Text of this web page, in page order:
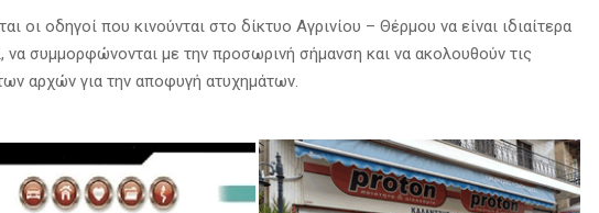
οι οδηγοί που κινούνται στο δίκτυο Αγρινίου – Θέρμου να είναι ιδιαίτερα
να συμμορφώνονται με την προσωρινή σήμανση και να ακολουθούν τις
αρχών για την αποφυγή ατυχημάτων.